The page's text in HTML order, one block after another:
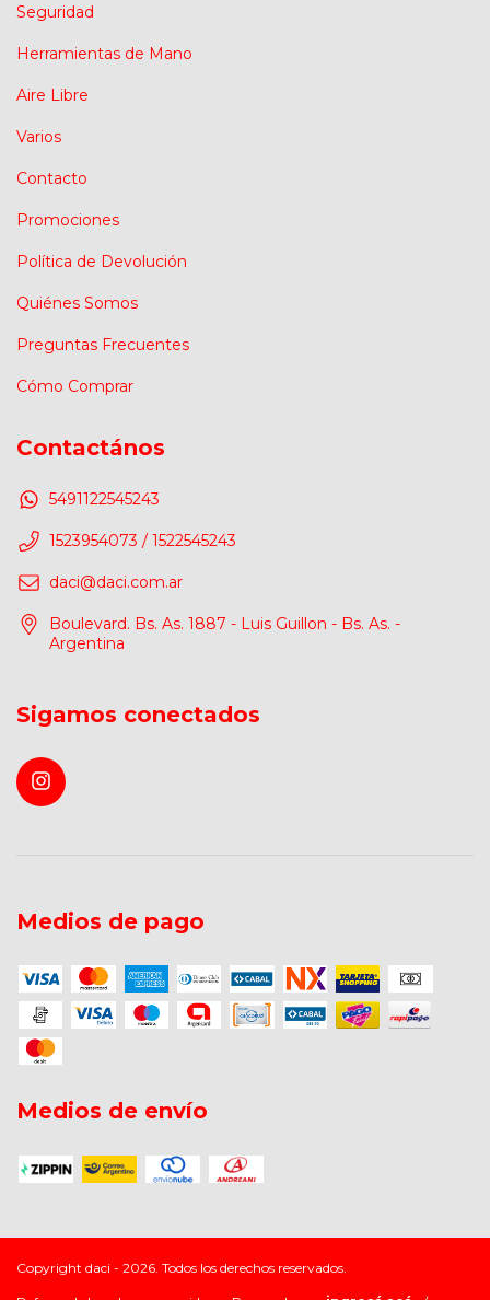
Seguridad
Herramientas de Mano
Aire Libre
Varios
Contacto
Promociones
Política de Devolución
Quiénes Somos
Preguntas Frecuentes
Cómo Comprar
Contactános
5491122545243
1523954073 / 1522545243
daci@daci.com.ar
Boulevard. Bs. As. 1887 - Luis Guillon - Bs. As. -
Argentina
Sigamos conectados
Medios de pago
Medios de envío
Copyright daci - 2026. Todos los derechos reservados.